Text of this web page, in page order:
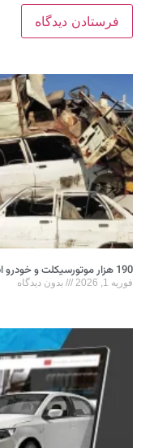
190 هزار موتورسیکلت و خودرو اسقاط شد
فوریه 1, 2026 بدون دیدگاه